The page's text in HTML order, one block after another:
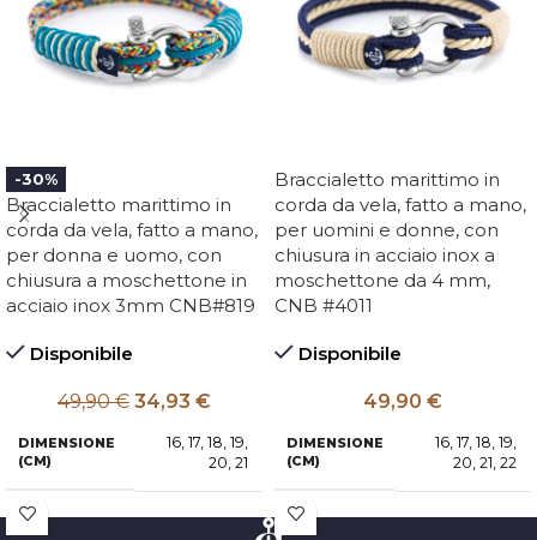
-30%
Braccialetto marittimo in
corda da vela, fatto a mano,
per donna e uomo, con
chiusura a moschettone in
acciaio inox 3mm CNB#819
Disponibile
49,90€ 34,93 €
DIMENSIONE
(CM)
16, 17, 18, 19,
20, 21
Braccialetto marittimo in
corda da vela, fatto a mano,
per uomini e donne, con
chiusura in acciaio inox a
moschettone da 4 mm,
CNB #4011
Disponibile
49,90 €
DIMENSIONE
(CM)
16, 17, 18, 19,
20, 21, 22